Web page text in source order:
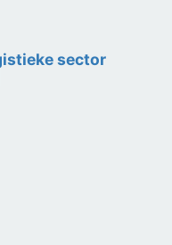
sector